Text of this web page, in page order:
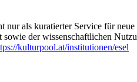
als kuratierter Service für
der wissenschaftlichen
kulturpool.at/institutionen/esel